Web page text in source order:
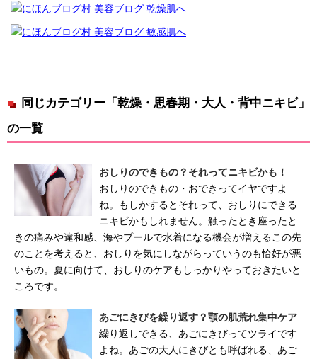
同じカテゴリー「乾燥・思春期・大人・背中ニキビ」
の一覧
おしりのできもの？それってニキビかも！
おしりのできもの・おできってイヤですよ
ね。もしかするとそれって、おしりにできる
ニキビかもしれません。触ったとき座ったと
きの痛みや違和感、海やプールで水着になる機会が増えるこの先
のことを考えると、おしりを気にしながらっていうのも恰好が悪
いもの。夏に向けて、おしりのケアもしっかりやっておきたいと
ころです。
あごにきびを繰り返す？顎の肌荒れ集中ケア
繰り返しできる、あごにきびってツライです
よね。あごの大人にきびとも呼ばれる、あご